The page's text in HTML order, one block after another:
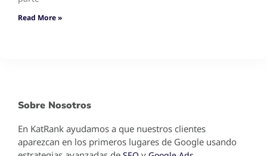
Read More »
Sobre Nosotros
En KatRank ayudamos a que nuestros clientes
aparezcan en los primeros lugares de Google usando